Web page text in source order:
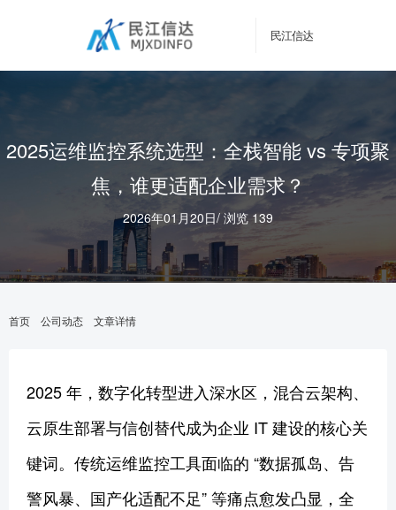
民江信达
2025运维监控系统选型：全栈智能 vs 专项聚
焦，谁更适配企业需求？
2026年01月20日/ 浏览 139
首页 公司动态 文章详情
2025 年，数字化转型进入深水区，混合云架构、
云原生部署与信创替代成为企业 IT 建设的核心关
键词。传统运维监控工具面临的 “数据孤岛、告
警风暴、国产化适配不足” 等痛点愈发凸显，全